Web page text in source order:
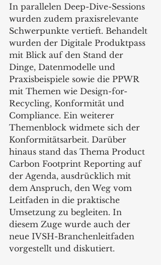
In parallelen Deep-Dive-Sessions
wurden zudem praxisrelevante
Schwerpunkte vertieft. Behandelt
wurden der Digitale Produktpass
mit Blick auf den Stand der
Dinge, Datenmodelle und
Praxisbeispiele sowie die PPWR
mit Themen wie Design-for-
Recycling, Konformität und
Compliance. Ein weiterer
Themenblock widmete sich der
Konformitätsarbeit. Darüber
hinaus stand das Thema Product
Carbon Footprint Reporting auf
der Agenda, ausdrücklich mit
dem Anspruch, den Weg vom
Leitfaden in die praktische
Umsetzung zu begleiten. In
diesem Zuge wurde auch der
neue IVSH-Branchenleitfaden
vorgestellt und diskutiert.